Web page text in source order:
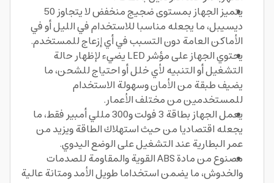
يتميز الجهاز بمستوى ضجيج منخفض لا يتجاوز 50
ديسيبل، ما يجعله مناسبا للاستخدام في الليل أو في
الأماكن العامة دون التسبب في أي إزعاج للمستخدم.
يحتوي الجهاز على مؤشر LED يضيء لإظهار حالة
التشغيل أو التنبيه لأي خلل أو احتياج للشحن، ما
يضيف طبقة من الأمان وسهولة الاستخدام
للمستخدمين من مختلف الأعمار.
يعمل الجهاز بطاقة 3 فولت و300 مللي أمبير فقط، ما
يجعله اقتصاديا من حيث استهلاك الطاقة ويزيد من
عمر البطارية عند التشغيل على الوضع اليدوي.
مصنوع من مادة ABS القوية والمقاومة للصدمات
والخدوش، ما يضمن استخداما طويل الأمد ومتانة عالية